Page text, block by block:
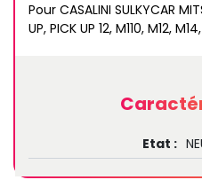
Pour CASALINI SULKYCAR
UP, PICK UP 12, M110, M12,
Etat :